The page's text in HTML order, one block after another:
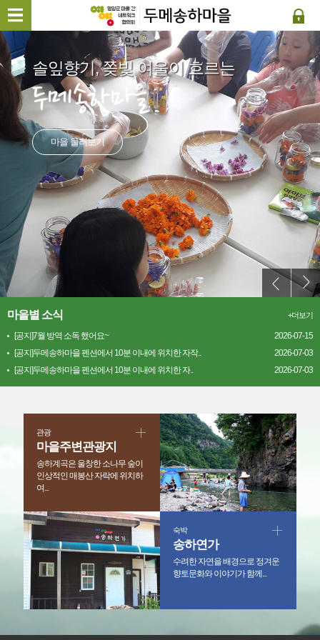
솔잎향기, 쫒빛 여울이 흐르는
두메송하마을
마을 둘러보기
마을별 소식
[공지]7월 방역 소독 했어요~
2026-07-15
[공지]두메송하마을 펜션에서 10분 이내에 위치한 자작..
2026-07-03
[공지]두메송하마을 펜션에서 10분 이내에 위치한 자..
2026-07-03
+더보기
관광
마을주변관광지
송하계곡은 울창한 소나무 숲이
인상적인 매봉산 자락에 위치하
여...
숙박
송하연가
수려한 자연을 배경으로 정겨운
향토문화와 이야기가 함께...